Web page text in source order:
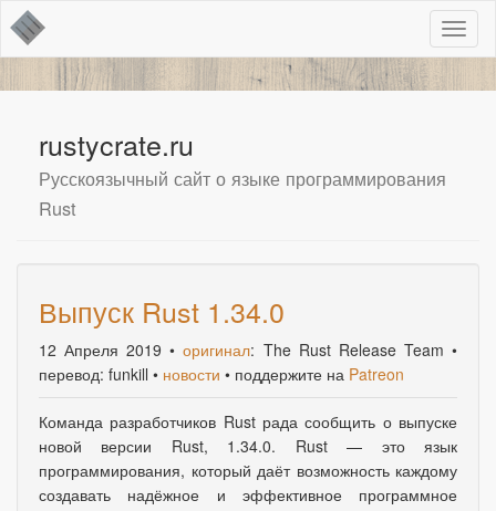
rustycrate.ru
Русскоязычный сайт о языке программирования
Rust
Выпуск Rust 1.34.0
12 Апреля 2019•оригинал: The Rust Release Team •
перевод: funkill • новости • поддержите на Patreon
Команда разработчиков Rust рада сообщить о выпуске
новой версии Rust, 1.34.0. Rust — это язык
программирования, который даёт возможность каждому
создавать надёжное и эффективное программное